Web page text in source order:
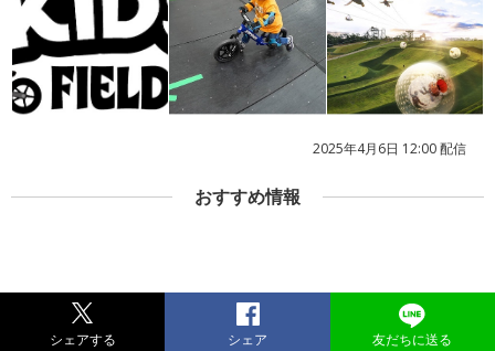
2025年4月6日 12:00 配信
おすすめ情報
シェアする シェア 友だちに送る